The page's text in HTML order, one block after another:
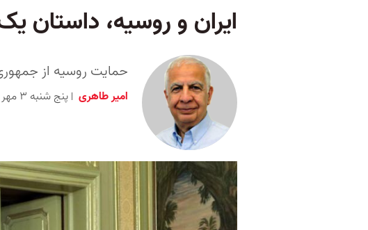
ایران و روسیه، داستان
حمایت روسیه از
امیر طاهری پنج شنبه ۳ مهر ۱۳۹۹ برابر با ۲۴ سِپتامبر ۲۰۲۰ ۲۰:۰۰